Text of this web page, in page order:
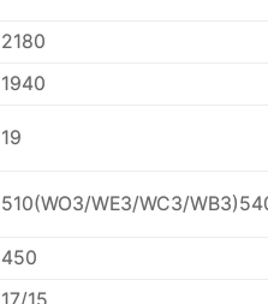
2180
1940
19
510(WO3/WE3/WC3/
450